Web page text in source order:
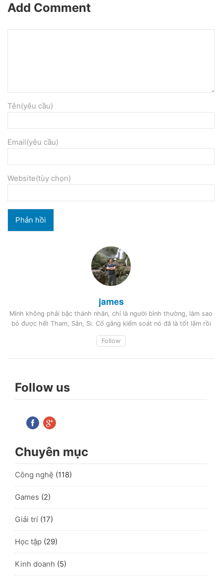
Add Comment
Tên(yêu cầu)
Email(yêu cầu)
Website(tùy chọn)
james
Mình không phải bậc thánh nhân, chỉ là người bình thường, làm sao
bỏ được hết Tham, Sân, Si. Cố gắng kiểm soát nó đã là tốt lắm rồi
Follow
Follow us
Chuyên mục
Công nghệ (118)
Games (2)
Giải trí (17)
Học tập (29)
Kinh doanh (5)